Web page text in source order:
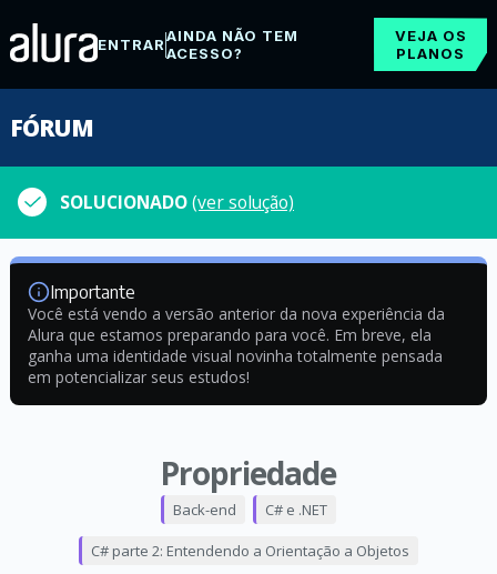
ENTRARAINDA NÃO TEM
ACESSO?
VEJA OS
PLANOS
FÓRUM
SOLUCIONADO(ver solução)
Importante
Você está vendo a versão anterior da nova experiência da
Alura que estamos preparando para você. Em breve, ela
ganha uma identidade visual novinha totalmente pensada
em potencializar seus estudos!
Propriedade
Back-end C# e .NET
C# parte 2: Entendendo a Orientação a Objetos